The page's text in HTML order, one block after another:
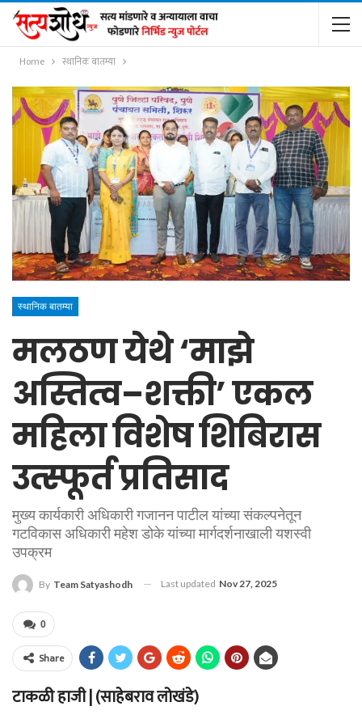
Home स्थानिक बातम्या
स्थानिक बातम्या
मलठण येथे ‘माझे
अस्तित्व–शक्ती’ एकल
महिला विशेष शिबिरास
उत्स्फूर्त प्रतिसाद
मुख्य कार्यकारी अधिकारी गजानन पाटील यांच्या संकल्पनेतून
गटविकास अधिकारी महेश डोके यांच्या मार्गदर्शनाखाली यशस्वी
उपक्रम
By Team Satyashodh Last updated Nov 27, 2025
0
Share
टाकळी हाजी | (साहेबराव लोखंडे)